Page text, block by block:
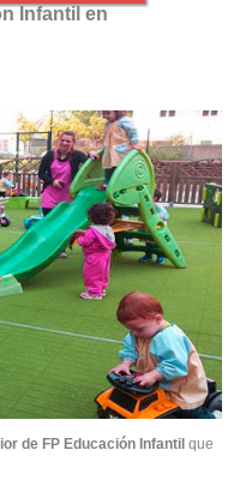
Infantil en
de FP Educación Infantil que